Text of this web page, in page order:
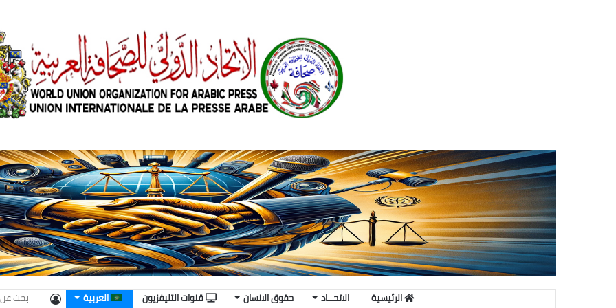
الرئيسية الاتحـــاد حقوق الانسان قنوات التليفزيون العربية
تسجيل